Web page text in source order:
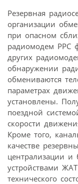
Резервная
организации
при опасном
радиомодем РРС
других
обнаружении
обмениваются
параметрах
установлены.
поездной
скорости
Кроме того,
качестве
централизации и
устройствами
технического